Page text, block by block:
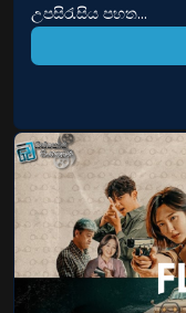
උපසිරැසිය පහත...